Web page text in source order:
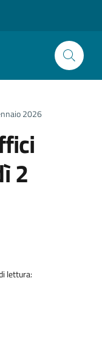
2026
2
lettura: